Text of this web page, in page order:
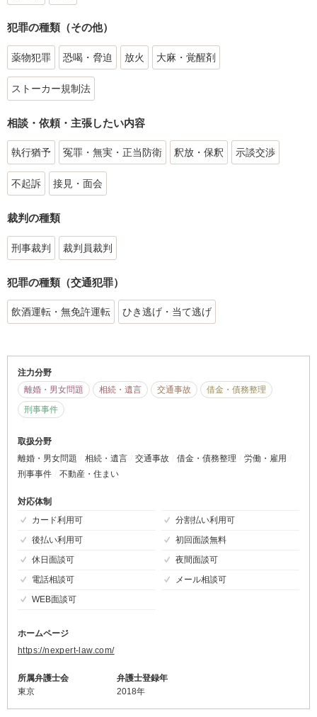
犯罪の種類（その他）
薬物犯罪 恐喝・脅迫 放火 大麻・覚醒剤
ストーカー規制法
相談・依頼・主張したい内容
執行猶予 冤罪・無実・正当防衛 釈放・保釈 示談交渉
不起訴 接見・面会
裁判の種類
刑事裁判 裁判員裁判
犯罪の種類（交通犯罪）
飲酒運転・無免許運転 ひき逃げ・当て逃げ
注力分野
離婚・男女問題
相続・遺言 交通事故
借金・債務整理
刑事事件
取扱分野
離婚・男女問題
相続・遺言 交通事故 借金・債務整理
労働・雇用
刑事事件
不動産・住まい
対応体制
カード利用可
分割払い利用可
後払い利用可
初回面談無料
休日面談可
夜間面談可
電話相談可
メール相談可
WEB面談可
ホームページ
https://nexpert-law.com/
所属弁護士会
東京
弁護士登録年
2018年